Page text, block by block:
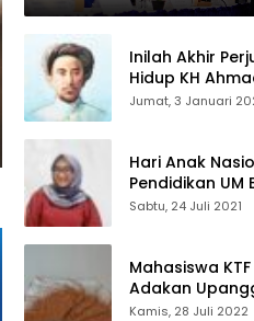
Inilah Akhir
Hidup KH
Jumat, 3 Januari
Hari Anak
Pendidikan UM
Mereka
Sabtu, 24 Juli 2021
Mahasiswa
Adakan
Exhibition, Ini
Kamis, 28 Juli 2022